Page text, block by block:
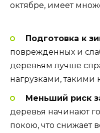
октябре, имеет
Подготовка к
поврежденных и
деревьям лучше
нагрузками, такими
Меньший риск
деревья начинают
покою, что снижает